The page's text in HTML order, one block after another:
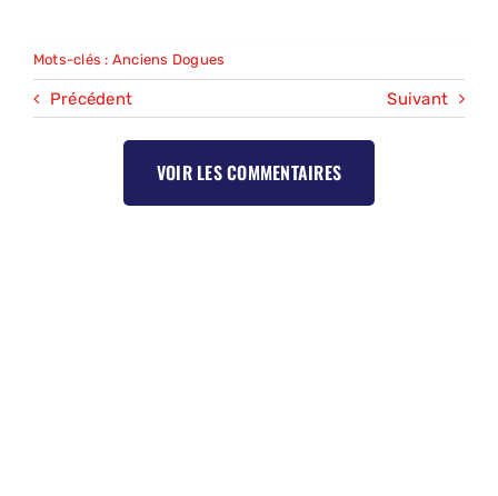
Mots-clés : Anciens Dogues
Précédent Suivant
VOIR LES COMMENTAIRES